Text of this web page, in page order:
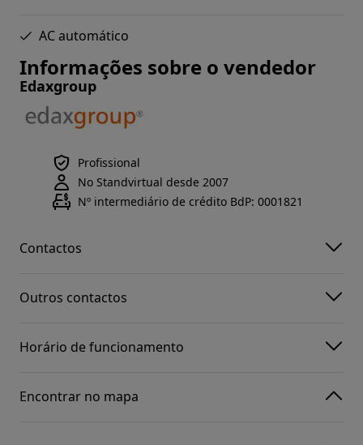
AC automático
Informações sobre o vendedor
Edaxgroup
Profissional
No Standvirtual desde 2007
Nº intermediário de crédito BdP: 0001821
Contactos
Outros contactos
Horário de funcionamento
Encontrar no mapa